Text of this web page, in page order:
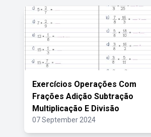
Exercícios Operações Com
Frações Adição Subtração
Multiplicação E Divisão
07 September 2024